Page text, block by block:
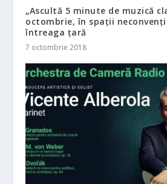
„Ascultă 5 minute de muzică
octombrie, în spații
întreaga țară
7 octombrie 2018